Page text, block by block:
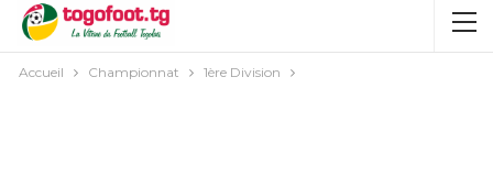
Accueil Championnat 1ère Division